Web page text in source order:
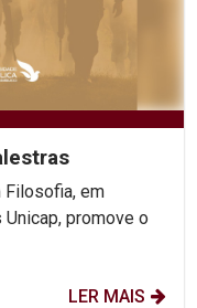
Filosofia, em
promove o
LER MAIS